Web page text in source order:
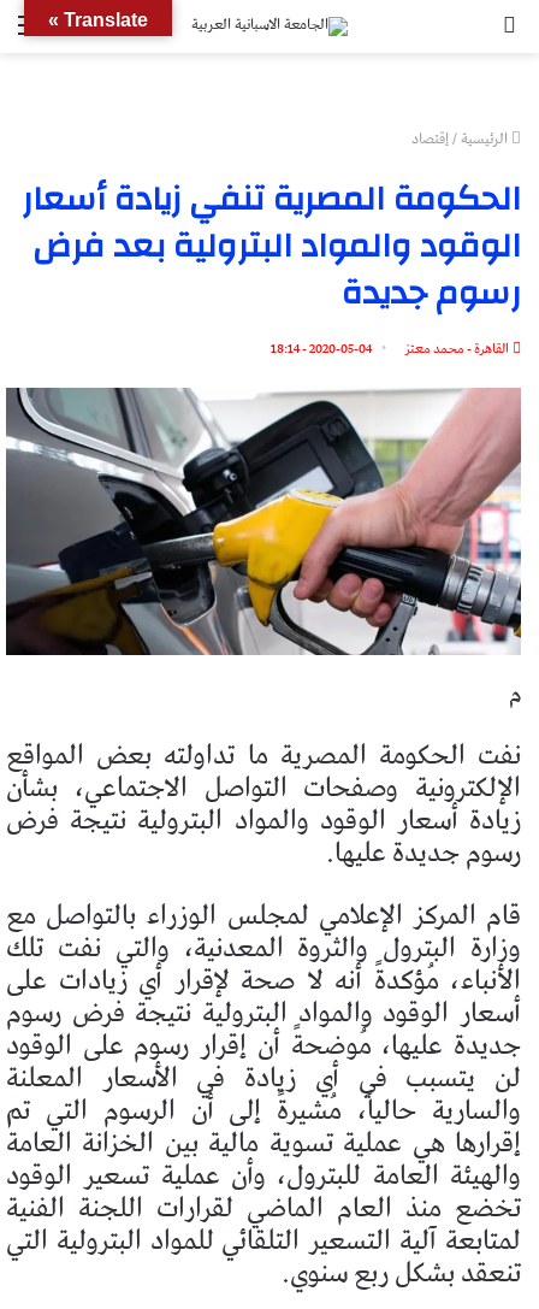
الرئيسية/إقتصاد
الحكومة المصرية تنفي زيادة أسعار
الوقود والمواد البترولية بعد فرض
رسوم جديدة
القاهرة - محمد معتز 2020-05-04 - 18:14
م
نفت الحكومة المصرية ما تداولته بعض المواقع
الإلكترونية وصفحات التواصل الاجتماعي، بشأن
زيادة أسعار الوقود والمواد البترولية نتيجة فرض
رسوم جديدة عليها.
قام المركز الإعلامي لمجلس الوزراء بالتواصل مع
وزارة البترول والثروة المعدنية، والتي نفت تلك
الأنباء، مُؤكدةً أنه لا صحة لإقرار أي زيادات على
أسعار الوقود والمواد البترولية نتيجة فرض رسوم
جديدة عليها، مُوضحةً أن إقرار رسوم على الوقود
لن يتسبب في أي زيادة في الأسعار المعلنة
والسارية حالياً، مُشيرةً إلى أن الرسوم التي تم
إقرارها هي عملية تسوية مالية بين الخزانة العامة
والهيئة العامة للبترول، وأن عملية تسعير الوقود
تخضع منذ العام الماضي لقرارات اللجنة الفنية
لمتابعة آلية التسعير التلقائي للمواد البترولية التي
تنعقد بشكل ربع سنوي.
Translate »